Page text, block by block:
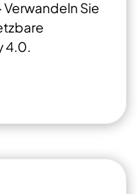
· Verwandeln Sie
4.0.